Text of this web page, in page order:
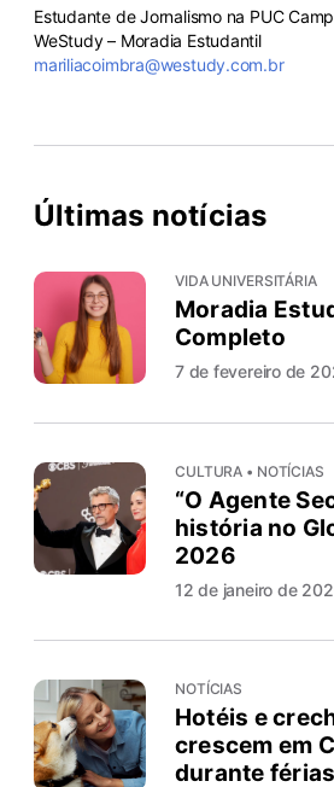
Estudante de Jornalismo na PUC
WeStudy – Moradia Estudantil
mariliacoimbra@westudy.com.br
Últimas notícias
VIDA UNIVERSITÁRIA
Moradia
Completo
7 de fevereiro de
CULTURA • NOTÍCIAS
“O Agente
história no
2026
12 de janeiro de
NOTÍCIAS
Hotéis e
crescem em
durante férias